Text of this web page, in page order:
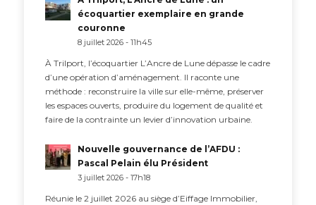
écoquartier exemplaire en grande
couronne
8 juillet 2026 - 11h45
À Trilport, l’écoquartier L’Ancre de Lune dépasse le cadre
d’une opération d’aménagement. Il raconte une
méthode : reconstruire la ville sur elle-même, préserver
les espaces ouverts, produire du logement de qualité et
faire de la contrainte un levier d’innovation urbaine.
Nouvelle gouvernance de l’AFDU :
Pascal Pelain élu Président
3 juillet 2026 - 17h18
Réunie le 2 juillet 2026 au siège d’Eiffage Immobilier,